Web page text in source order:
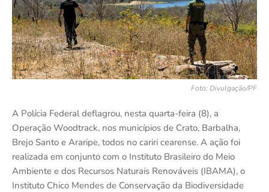
Foto: Divulgação/PF
A Polícia Federal deflagrou, nesta quarta-feira (8), a
Operação Woodtrack, nos municípios de Crato, Barbalha,
Brejo Santo e Araripe, todos no cariri cearense. A ação foi
realizada em conjunto com o Instituto Brasileiro do Meio
Ambiente e dos Recursos Naturais Renováveis (IBAMA), o
Instituto Chico Mendes de Conservação da Biodiversidade